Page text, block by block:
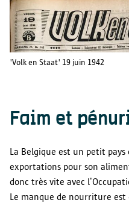
'Volk en Staat' 19 juin 1942
Faim et
La Belgique est un petit
exportations pour son
donc très vite avec
Le manque de nourriture